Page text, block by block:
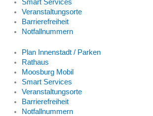
Smart Services
Veranstaltungsorte
Barrierefreiheit
Notfallnummern
Plan Innenstadt / Parken
Rathaus
Moosburg Mobil
Smart Services
Veranstaltungsorte
Barrierefreiheit
Notfallnummern